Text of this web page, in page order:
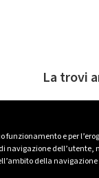
e per
navigazione
della
La trovi